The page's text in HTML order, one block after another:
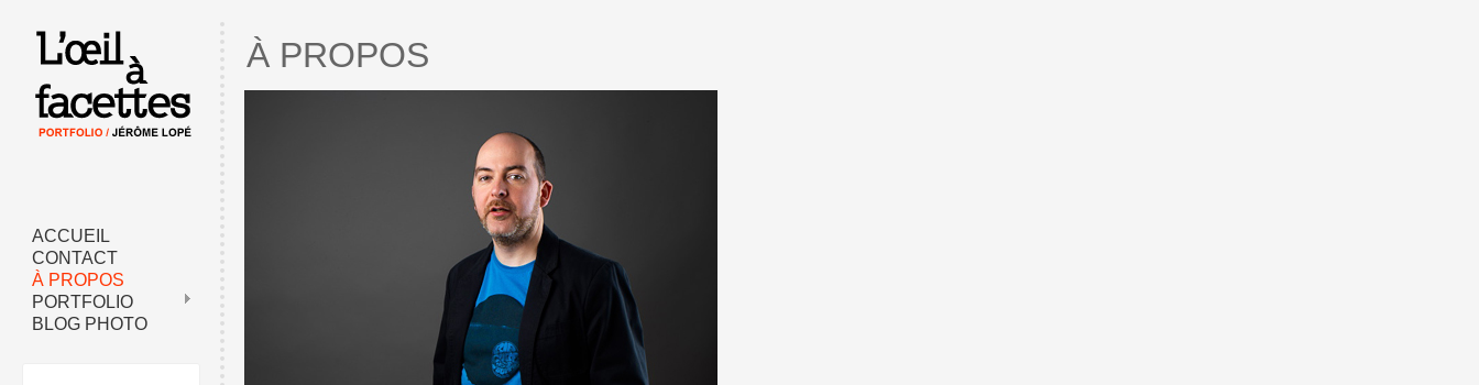
ACCUEIL
CONTACT
À PROPOS
PORTFOLIO
BLOG PHOTO
À PROPOS